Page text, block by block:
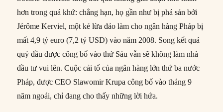
hơn trong quá khứ: chẳng hạn, họ gần như bị phá sản bởi
Jérôme Kerviel, một kẻ lừa đảo làm cho ngân hàng Pháp bị
mất 4,9 tỷ euro (7,2 tỷ USD) vào năm 2008. Song kết quả
quý đầu được công bố vào thứ Sáu vẫn sẽ không làm nhà
đầu tư vui lên. Cuộc cải tổ của ngân hàng lớn thứ ba nước
Pháp, được CEO Slawomir Krupa công bố vào tháng 9
năm ngoái, chỉ đang cho thấy những lời hứa.